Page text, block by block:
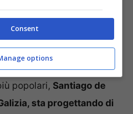
contro il turismo
vietata la costruzione di
o appartamenti in affitto
destinazioni di
popolari, Santiago de
sta progettando di
Consent
options